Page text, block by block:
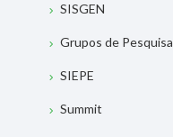
SISGEN
Grupos de Pesquisa
SIEPE
Summit